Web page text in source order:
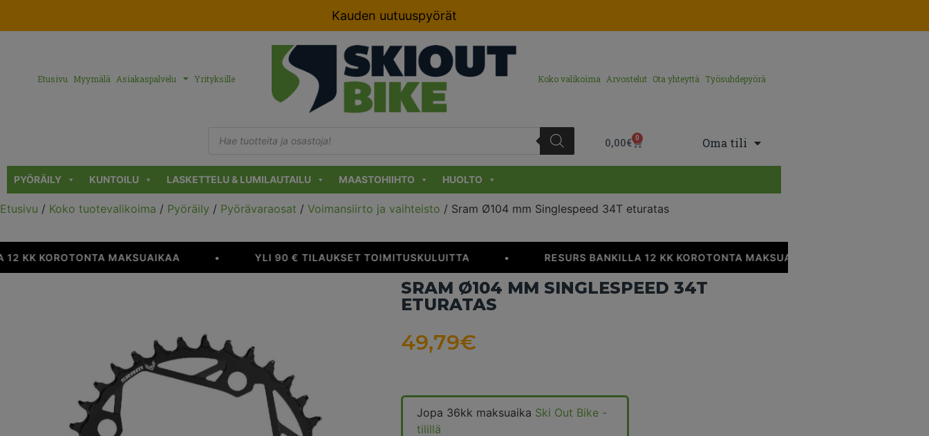
Kauden uutuuspyörät
Etusivu Myymälä Asiakaspalvelu Yrityksille Koko valikoima Arvostelut Ota yhteyttä Työsuhdepyörä
0,00€ 0 Oma tili
PYÖRÄILY KUNTOILU LASKETTELU & LUMILAUTAILU MAASTOHIIHTO HUOLTO
Etusivu / Koko tuotevalikoima / Pyöräily / Pyörävaraosat / Voimansiirto ja vaihteisto / Sram Ø104 mm Singlespeed 34T eturatas
KK KOROTONTA MAKSUAIKAA YLI 90 € TILAUKSET TOIMITUSKULUITTA RESURS BANKILLA 12 KK KOROTONTA MAKSUAIKAA
SRAM Ø104 MM SINGLESPEED 34T
ETURATAS
49,79€
Jopa 36kk maksuaika Ski Out Bike -
tilillä